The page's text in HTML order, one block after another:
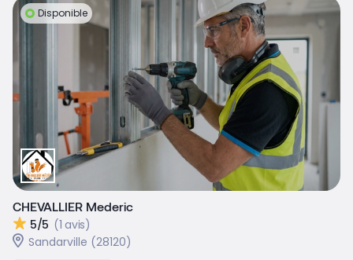
Disponible
CHEVALLIER Mederic
5/5 (1 avis)
Sandarville (28120)